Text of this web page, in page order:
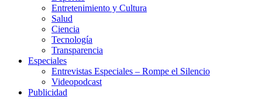
Entretenimiento y Cultura
Salud
Ciencia
Tecnología
Transparencia
Especiales
Entrevistas Especiales – Rompe el Silencio
Videopodcast
Publicidad